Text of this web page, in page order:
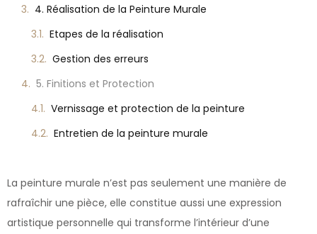
4. Réalisation de la Peinture Murale
Etapes de la réalisation
Gestion des erreurs
5. Finitions et Protection
Vernissage et protection de la peinture
Entretien de la peinture murale
La peinture murale n’est pas seulement une manière de
rafraîchir une pièce, elle constitue aussi une expression
artistique personnelle qui transforme l’intérieur d’une